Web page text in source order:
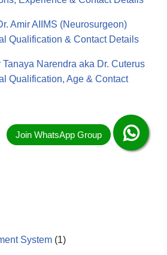
Amir AIIMS (Neurosurgeon)
Qualification & Contact Details
Tanaya Narendra aka Dr. Cuterus
Qualification, Age & Contact
System (1)